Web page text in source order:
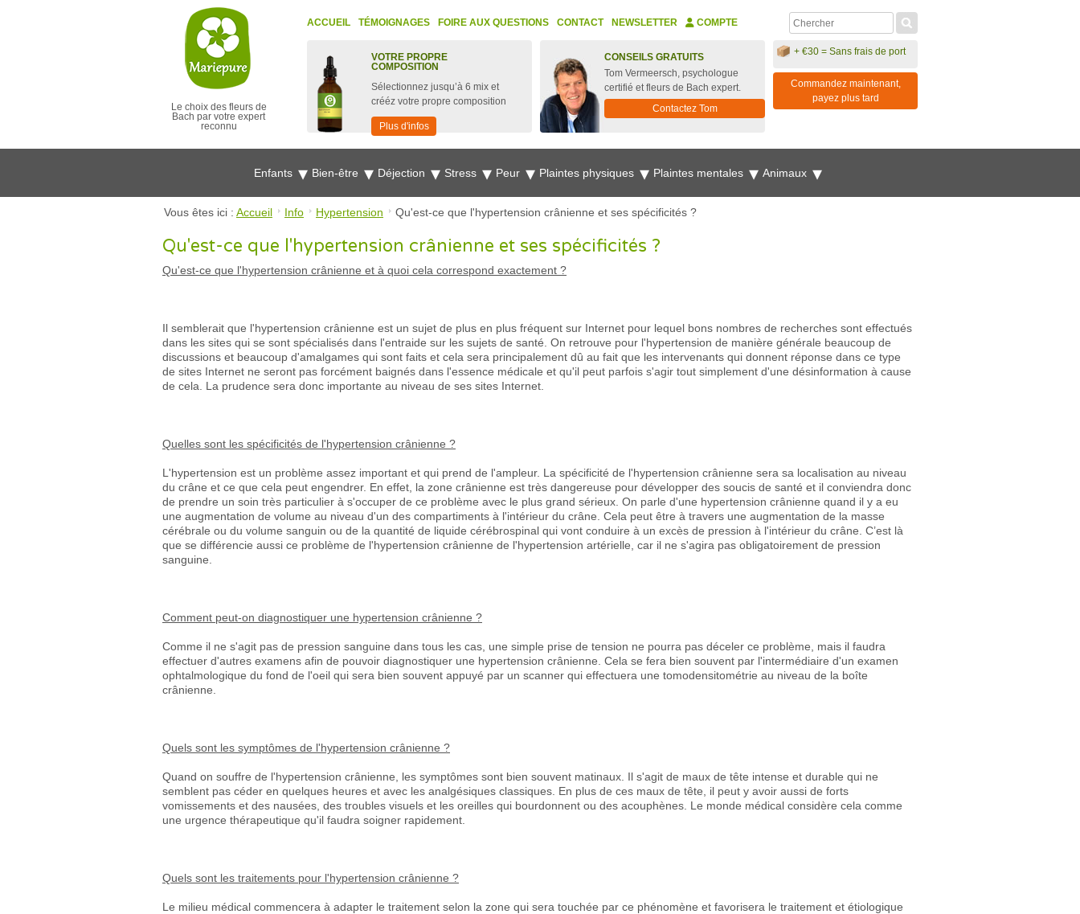
Le choix des fleurs de
Bach par votre expert
reconnu
ACCUEIL TÉMOIGNAGES FOIRE AUX QUESTIONS CONTACT NEWSLETTER COMPTE
VOTRE PROPRE
COMPOSITION
Sélectionnez jusqu’à 6 mix et
crééz votre propre composition
Plus d'infos
CONSEILS GRATUITS
Tom Vermeersch, psychologue
certifié et fleurs de Bach expert.
Contactez Tom
+ €30 = Sans frais de port
Commandez maintenant,
payez plus tard
Enfants Bien-être Déjection Stress Peur Plaintes physiques Plaintes mentales Animaux
Vous êtes ici : Accueil Info Hypertension Qu'est-ce que l'hypertension crânienne et ses spécificités ?
Qu'est-ce que l'hypertension crânienne et ses spécificités ?
Qu'est-ce que l'hypertension crânienne et à quoi cela correspond exactement ?
Il semblerait que l'hypertension crânienne est un sujet de plus en plus fréquent sur Internet pour lequel bons nombres de recherches sont effectués
dans les sites qui se sont spécialisés dans l'entraide sur les sujets de santé. On retrouve pour l'hypertension de manière générale beaucoup de
discussions et beaucoup d'amalgames qui sont faits et cela sera principalement dû au fait que les intervenants qui donnent réponse dans ce type
de sites Internet ne seront pas forcément baignés dans l'essence médicale et qu'il peut parfois s'agir tout simplement d'une désinformation à cause
de cela. La prudence sera donc importante au niveau de ses sites Internet.
Quelles sont les spécificités de l'hypertension crânienne ?
L'hypertension est un problème assez important et qui prend de l'ampleur. La spécificité de l'hypertension crânienne sera sa localisation au niveau
du crâne et ce que cela peut engendrer. En effet, la zone crânienne est très dangereuse pour développer des soucis de santé et il conviendra donc
de prendre un soin très particulier à s'occuper de ce problème avec le plus grand sérieux. On parle d'une hypertension crânienne quand il y a eu
une augmentation de volume au niveau d'un des compartiments à l'intérieur du crâne. Cela peut être à travers une augmentation de la masse
cérébrale ou du volume sanguin ou de la quantité de liquide cérébrospinal qui vont conduire à un excès de pression à l'intérieur du crâne. C’est là
que se différencie aussi ce problème de l'hypertension crânienne de l'hypertension artérielle, car il ne s'agira pas obligatoirement de pression
sanguine.
Comment peut-on diagnostiquer une hypertension crânienne ?
Comme il ne s'agit pas de pression sanguine dans tous les cas, une simple prise de tension ne pourra pas déceler ce problème, mais il faudra
effectuer d'autres examens afin de pouvoir diagnostiquer une hypertension crânienne. Cela se fera bien souvent par l'intermédiaire d'un examen
ophtalmologique du fond de l'oeil qui sera bien souvent appuyé par un scanner qui effectuera une tomodensitométrie au niveau de la boîte
crânienne.
Quels sont les symptômes de l'hypertension crânienne ?
Quand on souffre de l'hypertension crânienne, les symptômes sont bien souvent matinaux. Il s'agit de maux de tête intense et durable qui ne
semblent pas céder en quelques heures et avec les analgésiques classiques. En plus de ces maux de tête, il peut y avoir aussi de forts
vomissements et des nausées, des troubles visuels et les oreilles qui bourdonnent ou des acouphènes. Le monde médical considère cela comme
une urgence thérapeutique qu'il faudra soigner rapidement.
Quels sont les traitements pour l'hypertension crânienne ?
Le milieu médical commencera à adapter le traitement selon la zone qui sera touchée par ce phénomène et favorisera le traitement et étiologique